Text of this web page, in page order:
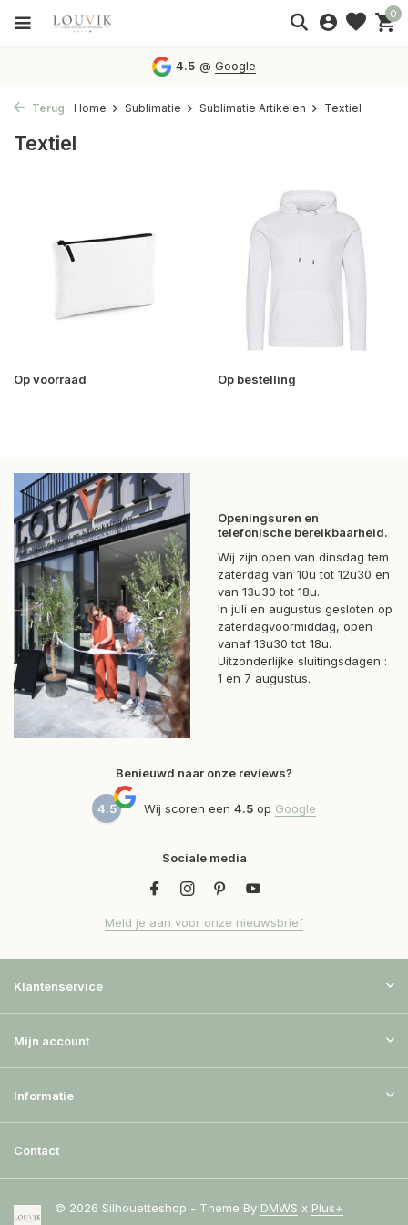
0
4.5 @Google
Terug Home Sublimatie Sublimatie Artikelen Textiel
Textiel
Op voorraad Op bestelling
Openingsuren en
telefonische bereikbaarheid.
Wij zijn open van dinsdag tem
zaterdag van 10u tot 12u30 en
van 13u30 tot 18u.
In juli en augustus gesloten op
zaterdagvoormiddag, open
vanaf 13u30 tot 18u.
Uitzonderlijke sluitingsdagen :
1 en 7 augustus.
Benieuwd naar onze reviews?
4.5 Wij scoren een 4.5 op Google
Sociale media
Meld je aan voor onze nieuwsbrief
Klantenservice
Mijn account
Informatie
Contact
© 2026 Silhouetteshop - Theme By DMWS x Plus+